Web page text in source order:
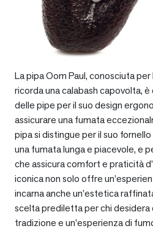
La pipa Oom Paul, conosciuta
ricorda una calabash capovolta,
delle pipe per il suo design
assicurare una fumata
pipa si distingue per il suo
una fumata lunga e piacevole, e
che assicura comfort e praticità
iconica non solo offre
incarna anche un’estetica
scelta prediletta per chi desidera
tradizione e un’esperienza di